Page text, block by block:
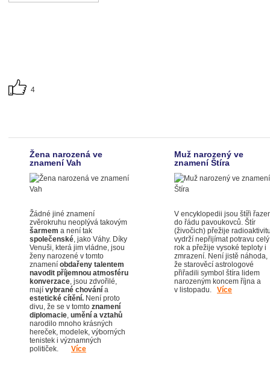
4
Žena narozená ve
znamení Vah
Žádné jiné znamení
zvěrokruhu neoplývá takovým
šarmem a není tak
společenské, jako Váhy. Díky
Venuši, která jim vládne, jsou
ženy narozené v tomto
znamení obdařeny talentem
navodit příjemnou atmosféru
konverzace, jsou zdvořilé,
mají vybrané chování a
estetické cítění. Není proto
divu, že se v tomto znamení
diplomacie, umění a vztahů
narodilo mnoho krásných
hereček, modelek, výborných
tenistek i významných
političek. Více
Muž narozený ve
znamení Štíra
V encyklopedii jsou štíři
do řádu pavoukovců. Štír
(živočich) přežije
vydrží nepřijímat potravu celý
rok a přežije vysoké teploty i
zmrazení. Není jistě náhoda,
že starověcí astrologové
přiřadili symbol štíra lidem
narozeným koncem října a
v listopadu. Více